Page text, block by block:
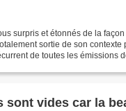
surpris et étonnés de la
sortie de son contexte
de toutes les émissions
sont vides car la